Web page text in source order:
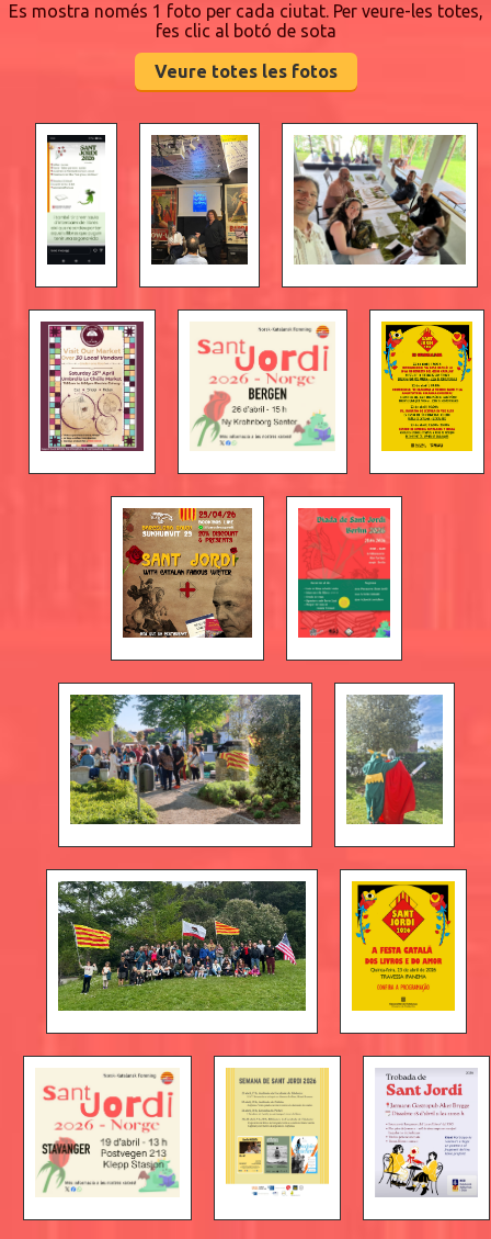
Es mostra només 1 foto per cada ciutat. Per veure-les totes,
fes clic al botó de sota
Veure totes les fotos